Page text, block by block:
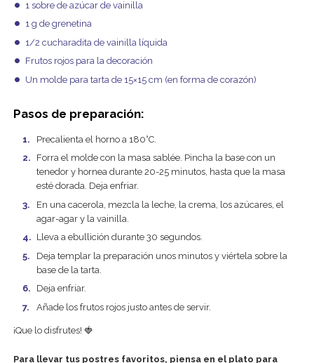
1 sobre de azúcar de vainilla
1 g de grenetina
1/2 cucharadita de vainilla líquida
Frutos rojos para la decoración
Un molde para tarta de 15×15 cm (en forma de corazón)
Pasos de preparación:
Precalienta el horno a 180°C.
Forra el molde con la masa sablée. Pincha la base con un
tenedor y hornea durante 20-25 minutos, hasta que la masa
esté dorada. Deja enfriar.
En una cacerola, mezcla la leche, la crema, los azúcares, el
agar-agar y la vainilla.
Lleva a ebullición durante 30 segundos.
Deja templar la preparación unos minutos y viértela sobre la
base de la tarta.
Deja enfriar.
Añade los frutos rojos justo antes de servir.
¡Que lo disfrutes! 🍓
Para llevar tus postres favoritos, piensa en el plato para